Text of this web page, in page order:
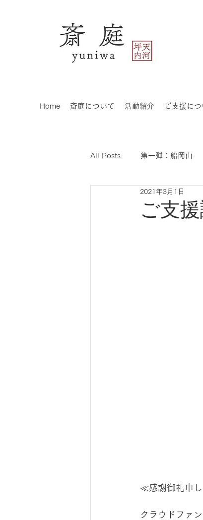
Home 斎庭について 活動紹介 ご支援につ
All Posts 第一弾：船岡山
ご支
2021年3月1日
≪感謝御礼申
クラウドファ